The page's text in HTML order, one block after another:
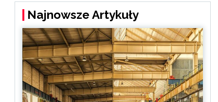
Najnowsze Artykuły